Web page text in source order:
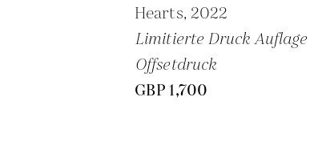
Hearts, 2022
Limitierte Druck Auflage
Offsetdruck
GBP 1,700